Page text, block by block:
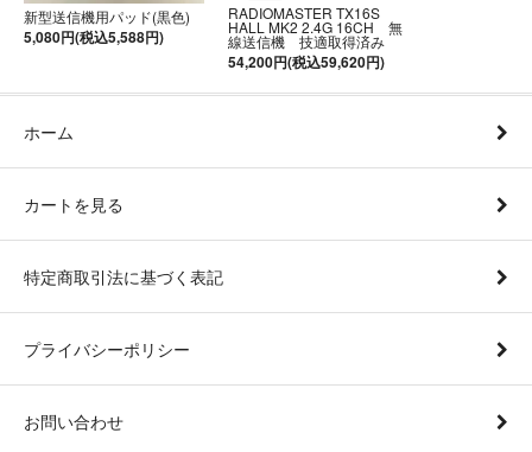
新型送信機用パッド(黒色)
5,080円(税込5,588円)
RADIOMASTER TX16S
HALL MK2 2.4G 16CH 無
線送信機 技適取得済み
54,200円(税込59,620円)
ホーム
カートを見る
特定商取引法に基づく表記
プライバシーポリシー
お問い合わせ